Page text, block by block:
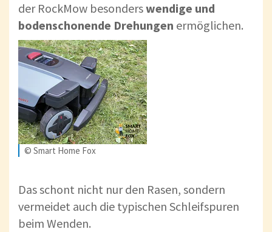
der RockMow besonderswendige und
bodenschonende Drehungen ermöglichen.
© Smart Home Fox
Das schont nicht nur den Rasen, sondern
vermeidet auch die typischen Schleifspuren
beim Wenden.